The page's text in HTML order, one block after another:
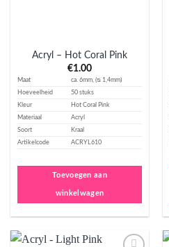
Acryl – Hot Coral Pink
€1.00
Maat
ca. 6mm, (ᴓ 1,4mm)
Hoeveelheid
50 stuks
Kleur
Hot Coral Pink
Materiaal
Acryl
Soort
Kraal
Artikelcode
ACRYL610
Toevoegen aan
winkelwagen